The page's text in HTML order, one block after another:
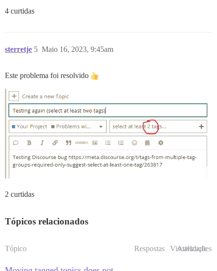
4 curtidas
sterretje Maio 16, 2023, 9:45am
5
Este problema foi resolvido
2 curtidas
Tópicos relacionados
Tópico Respostas Visualizações
Atividade